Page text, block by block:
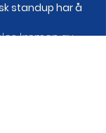
standup har å
kremen av